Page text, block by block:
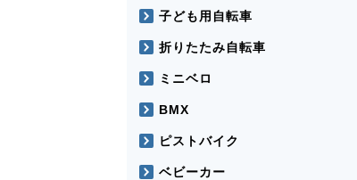
子ども用自転車
折りたたみ自転車
ミニベロ
BMX
ピストバイク
ベビーカー